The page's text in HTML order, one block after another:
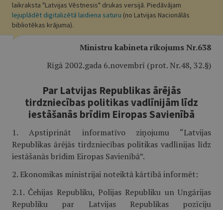
laikraksta "Latvijas Vēstnesis" drukas versijā. Piedāvājam
lejuplādēt digitalizētā laidiena saturu (no Latvijas Nacionālās
bibliotēkas krājuma).
Ministru kabineta rīkojums Nr.638
Rīgā 2002.gada 6.novembrī (prot. Nr.48, 32.§)
Par Latvijas Republikas ārējās
tirdzniecības politikas vadlīnijām līdz
iestāšanās brīdim Eiropas Savienībā
1. Apstiprināt informatīvo ziņojumu “Latvijas
Republikas ārējās tirdzniecības politikas vadlīnijas līdz
iestāšanās brīdim Eiropas Savienībā”.
2. Ekonomikas ministrijai noteiktā kārtībā informēt:
2.1. Čehijas Republiku, Polijas Republiku un Ungārijas
Republiku par Latvijas Republikas pozīciju